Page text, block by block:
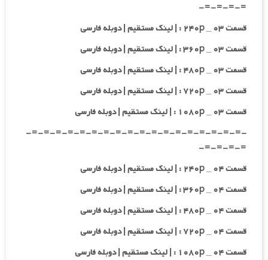
=-=-=-=-
قسمت ۰۳ _ ۲۴۰p : | لینک مستقیم | دوبله فارسی
قسمت ۰۳ _ ۳۶۰p : | لینک مستقیم | دوبله فارسی
قسمت ۰۳ _ ۴۸۰p : | لینک مستقیم | دوبله فارسی
قسمت ۰۳ _ ۷۲۰p : | لینک مستقیم | دوبله فارسی
قسمت ۰۳ _ ۱۰۸۰p : | لینک مستقیم | دوبله فارسی
-=-=-=-=-=-=-=-=-=-=-=-=-=-=-=-=-=-=-
=-=-=-=-
قسمت ۰۴ _ ۲۴۰p : | لینک مستقیم | دوبله فارسی
قسمت ۰۴ _ ۳۶۰p : | لینک مستقیم | دوبله فارسی
قسمت ۰۴ _ ۴۸۰p : | لینک مستقیم | دوبله فارسی
قسمت ۰۴ _ ۷۲۰p : | لینک مستقیم | دوبله فارسی
قسمت ۰۴ _ ۱۰۸۰p : | لینک مستقیم | دوبله فارسی